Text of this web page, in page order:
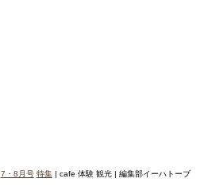
7・8月号 特集| cafe 体験 観光 | 編集部イーハトーブ